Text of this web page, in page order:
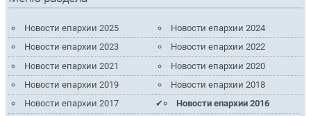
Новости епархии 2025
Новости епархии 2024
Новости епархии 2023
Новости епархии 2022
Новости епархии 2021
Новости епархии 2020
Новости епархии 2019
Новости епархии 2018
Новости епархии 2017
Новости епархии 2016